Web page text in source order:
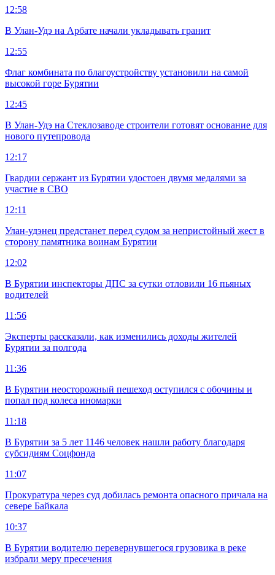
12:58
В Улан-Удэ на Арбате начали укладывать гранит
12:55
Флаг комбината по благоустройству установили на самой
высокой горе Бурятии
12:45
В Улан-Удэ на Стеклозаводе строители готовят основание для
нового путепровода
12:17
Гвардии сержант из Бурятии удостоен двумя медалями за
участие в СВО
12:11
Улан-удэнец предстанет перед судом за непристойный жест в
сторону памятника воинам Бурятии
12:02
В Бурятии инспекторы ДПС за сутки отловили 16 пьяных
водителей
11:56
Эксперты рассказали, как изменились доходы жителей
Бурятии за полгода
11:36
В Бурятии неосторожный пешеход оступился с обочины и
попал под колеса иномарки
11:18
В Бурятии за 5 лет 1146 человек нашли работу благодаря
субсидиям Соцфонда
11:07
Прокуратура через суд добилась ремонта опасного причала на
севере Байкала
10:37
В Бурятии водителю перевернувшегося грузовика в реке
избрали меру пресечения